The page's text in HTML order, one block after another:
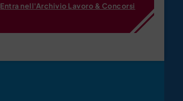
Entra nell'Archivio Lavoro & Concorsi